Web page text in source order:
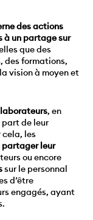
des actions
à un partage sur
que des
des formations,
vision à moyen et
, en
part de leur
cela, les
partager leur
ou encore
sur le personnal
d’être
engagés, ayant